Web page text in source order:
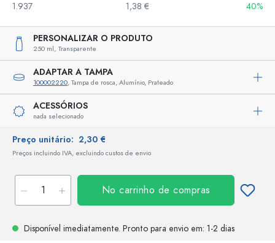
1.937
1,38 € 40%
PERSONALIZAR O PRODUTO
250 ml, Transparente
ADAPTAR A TAMPA
100002220, Tampa de rosca, Alumínio, Prateado
ACESSÓRIOS
nada selecionado
Preço unitário: 2,30 €
Preços incluindo IVA, excluindo custos de envio
No carrinho de compras
Disponível imediatamente. Pronto para envio em: 1-2 dias